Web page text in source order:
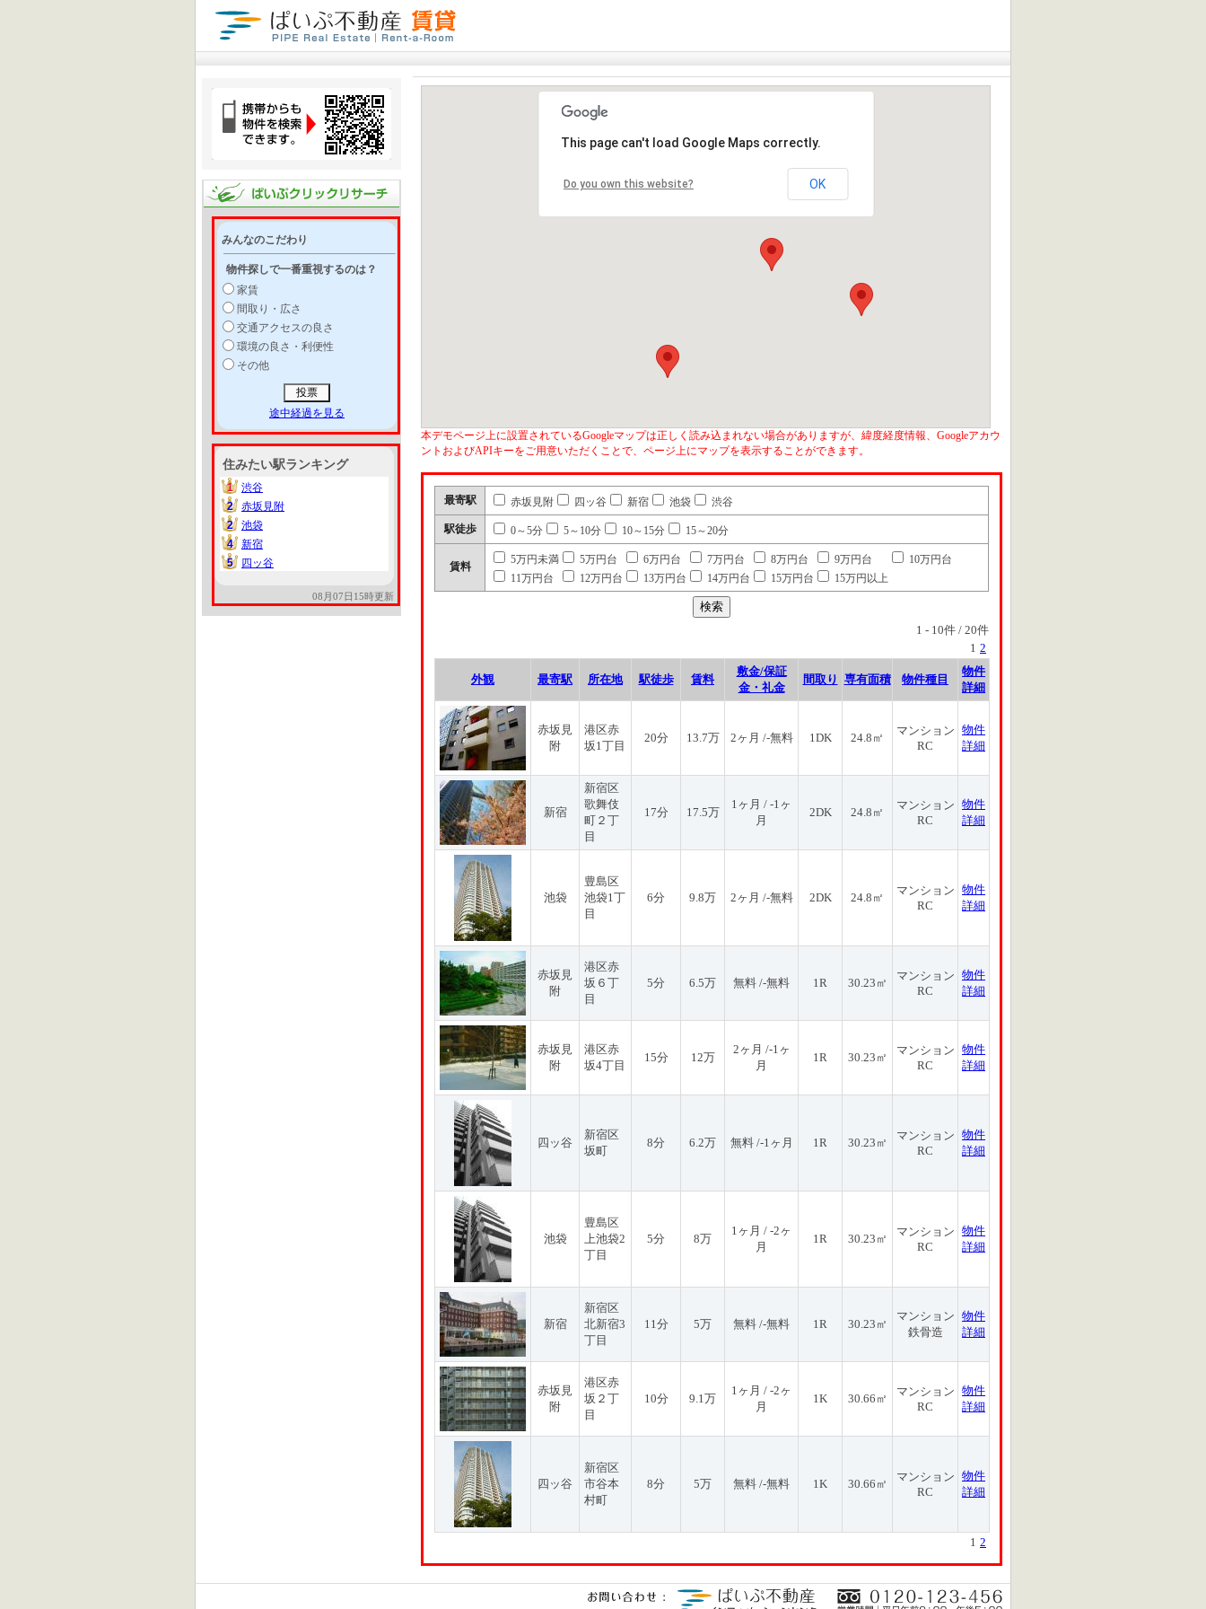
みんなのこだわり
物件探しで一番重視するのは？
家賃
間取り・広さ
交通アクセスの良さ
環境の良さ・利便性
その他
途中経過を見る
住みたい駅ランキング
1
1
渋谷
2
2
赤坂見附
2
2
池袋
4
4
新宿
5
5 四ッ谷
08月07日15時更新
This page can't load Google Maps correctly.
Do you own this website? OK
本デモページ上に設置されているGoogleマップは正しく読み込まれない場合がありますが、緯度経度情報、Googleアカウ
ントおよびAPIキーをご用意いただくことで、ページ上にマップを表示することができます。
最寄駅 赤坂見附 四ッ谷 新宿 池袋 渋谷
駅徒歩 0～5分 5～10分 10～15分 15～20分
賃料
5万円未満 5万円台 6万円台 7万円台 8万円台 9万円台
10万円台
11万円台
12万円台 13万円台 14万円台 15万円台 15万円以上
1 - 10件 / 20件
1 2
外観 最寄駅 所在地 駅徒歩 賃料
敷金/保証
金・礼金
間取り 専有面積 物件種目
物件
詳細
赤坂見
附
港区赤
坂1丁目
20分 13.7万 2ヶ月 /-無料 1DK 24.8㎡
マンション
RC
物件
詳細
新宿
新宿区
歌舞伎
町２丁
目
17分 17.5万
1ヶ月 / -1ヶ
月
2DK 24.8㎡
マンション
RC
物件
詳細
池袋
豊島区
池袋1丁
目
6分 9.8万 2ヶ月 /-無料 2DK 24.8㎡
マンション
RC
物件
詳細
赤坂見
附
港区赤
坂６丁
目
5分 6.5万 無料 /-無料 1R 30.23㎡
マンション
RC
物件
詳細
赤坂見
附
港区赤
坂4丁目
15分 12万
2ヶ月 /-1ヶ
月
1R 30.23㎡
マンション
RC
物件
詳細
四ッ谷
新宿区
坂町
8分 6.2万 無料 /-1ヶ月 1R 30.23㎡
マンション
RC
物件
詳細
池袋
豊島区
上池袋2
丁目
5分 8万
1ヶ月 / -2ヶ
月
1R 30.23㎡
マンション
RC
物件
詳細
新宿
新宿区
北新宿3
丁目
11分 5万 無料 /-無料 1R 30.23㎡
マンション
鉄骨造
物件
詳細
赤坂見
附
港区赤
坂２丁
目
10分 9.1万
1ヶ月 / -2ヶ
月
1K 30.66㎡
マンション
RC
物件
詳細
四ッ谷
新宿区
市谷本
村町
8分 5万 無料 /-無料 1K 30.66㎡
マンション
RC
物件
詳細
1 2